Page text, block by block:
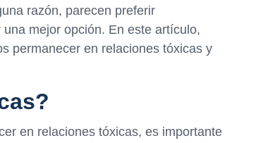
razón, parecen preferir
mejor opción. En este artículo,
permanecer en relaciones tóxicas y
en relaciones tóxicas, es importante